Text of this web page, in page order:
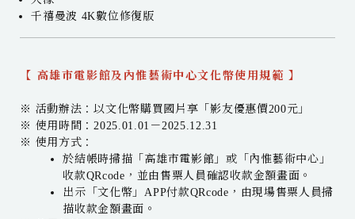
千禧曼波 4K數位修復版
【 高雄市電影館及內惟藝術中心文化幣使用規範 】
※ 活動辦法：以文化幣購買國片享「影友優惠價200元」
※ 使用時間：2025.01.01－2025.12.31
※ 使用方式：
於結帳時掃描「高雄市電影館」或「內惟藝術中心」
收款QRcode，並由售票人員確認收款金額畫面。
出示「文化幣」APP付款QRcode，由現場售票人員掃
描收款金額畫面。